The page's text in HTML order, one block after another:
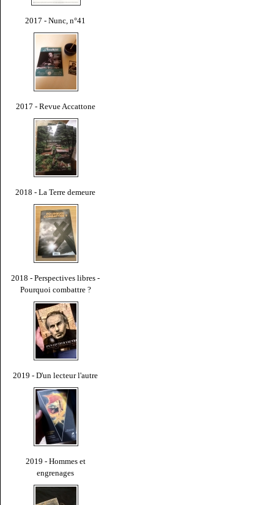
2017 - Nunc, n°41
2017 - Revue Accattone
2018 - La Terre demeure
2018 - Perspectives libres -
Pourquoi combattre ?
2019 - D'un lecteur l'autre
2019 - Hommes et
engrenages